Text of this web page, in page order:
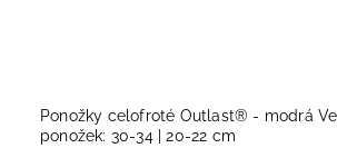
Ponožky celofroté Outlast® - modrá
ponožek: 30-34 | 20-22 cm